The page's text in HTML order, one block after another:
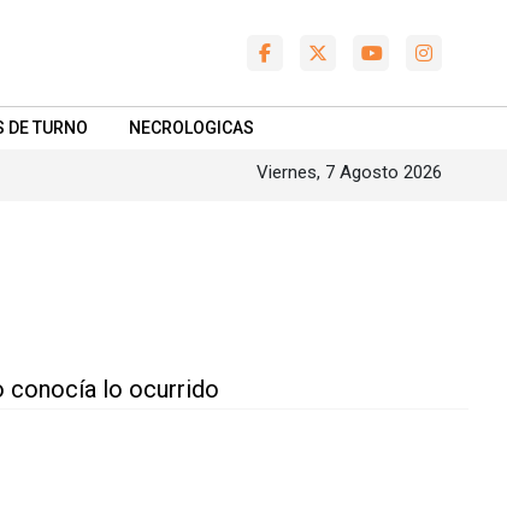
DE TURNO NECROLOGICAS
Viernes, 7 Agosto 2026
conocía lo ocurrido